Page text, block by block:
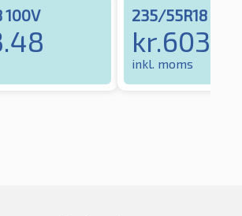
100V 235/55R18
kr.
inkl. moms